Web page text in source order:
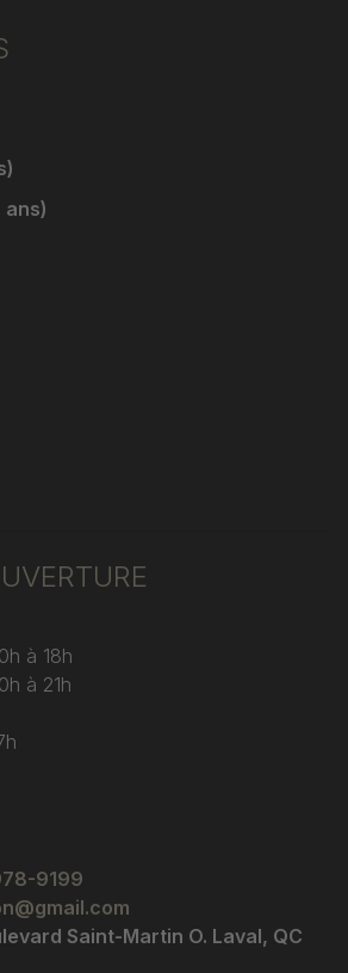
ans)
à 18h
à 21h
9199
Saint-Martin O. Laval, QC